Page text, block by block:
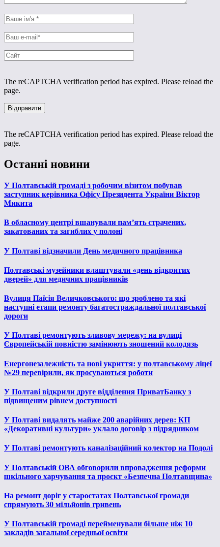
The reCAPTCHA verification period has expired. Please reload the
page.
The reCAPTCHA verification period has expired. Please reload the
page.
Останні новини
У Полтавській громаді з робочим візитом побував
заступник керівника Офісу Президента України Віктор
Микита
В обласному центрі вшанували пам’ять страчених,
закатованих та загиблих у полоні
У Полтаві відзначили День медичного працівника
Полтавські музейники влаштували «день відкритих
дверей» для медичних працівників
Вулиця Паїсія Величковського: що зроблено та які
наступні етапи ремонту багатостраждальної полтавської
дороги
У Полтаві ремонтують зливову мережу: на вулиці
Європейській повністю замінюють зношений колодязь
Енергонезалежність та нові укриття: у полтавському ліцеї
№29 перевірили, як просуваються роботи
У Полтаві відкрили друге відділення ПриватБанку з
підвищеним рівнем доступності
У Полтаві видалять майже 200 аварійних дерев: КП
«Декоративні культури» уклало договір з підрядником
У Полтаві ремонтують каналізаційний колектор на Подолі
У Полтавській ОВА обговорили впровадження реформи
шкільного харчування та проєкт «Безпечна Полтавщина»
На ремонт доріг у старостатах Полтавської громади
спрямують 30 мільйонів гривень
У Полтавській громаді перейменували більше ніж 10
закладів загальної середньої освіти